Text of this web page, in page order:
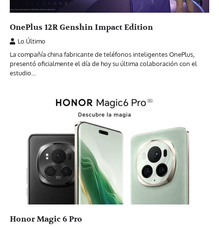
OnePlus 12R Genshin Impact Edition
Lo Último
La compañía china fabricante de teléfonos inteligentes OnePlus,
presentó oficialmente el día de hoy su última colaboración con el
estudio…
Honor Magic 6 Pro